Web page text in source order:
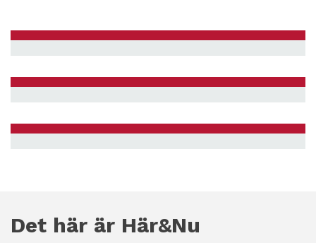
Det här är Här&Nu